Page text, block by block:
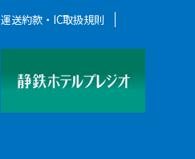
運送約款・IC取扱規則